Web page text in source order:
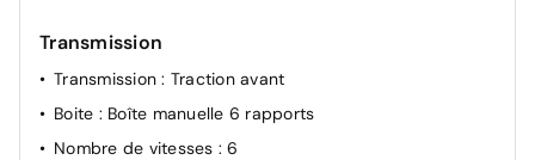
Transmission
Transmission: Traction avant
Boite : Boîte manuelle 6 rapports
Nombre de vitesses : 6